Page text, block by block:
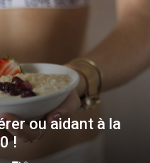
ou aidant à la
!